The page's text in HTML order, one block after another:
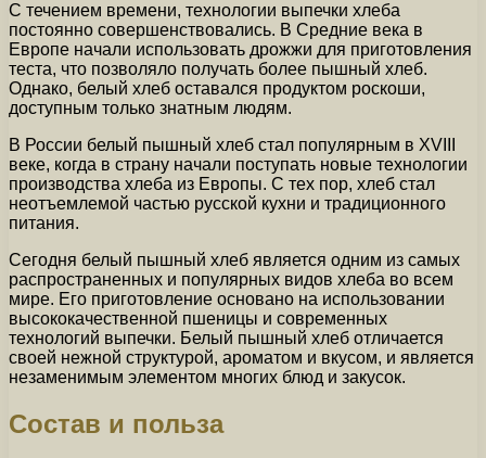
С течением времени, технологии выпечки хлеба
постоянно совершенствовались. В Средние века в
Европе начали использовать дрожжи для приготовления
теста, что позволяло получать более пышный хлеб.
Однако, белый хлеб оставался продуктом роскоши,
доступным только знатным людям.
В России белый пышный хлеб стал популярным в XVIII
веке, когда в страну начали поступать новые технологии
производства хлеба из Европы. С тех пор, хлеб стал
неотъемлемой частью русской кухни и традиционного
питания.
Сегодня белый пышный хлеб является одним из самых
распространенных и популярных видов хлеба во всем
мире. Его приготовление основано на использовании
высококачественной пшеницы и современных
технологий выпечки. Белый пышный хлеб отличается
своей нежной структурой, ароматом и вкусом, и является
незаменимым элементом многих блюд и закусок.
Состав и польза